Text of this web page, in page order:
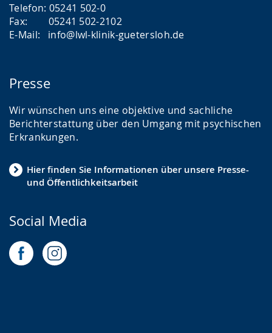
Telefon: 05241 502-0
Fax: 05241 502-2102
E-Mail: info@lwl-klinik-guetersloh.de
Presse
Wir wünschen uns eine objektive und sachliche
Berichterstattung über den Umgang mit psychischen
Erkrankungen.
Hier finden Sie Informationen über unsere Presse-
und Öffentlichkeitsarbeit
Social Media